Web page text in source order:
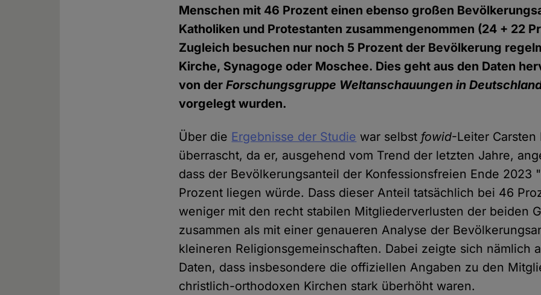
Menschen mit 46 Prozent einen ebenso großen
Katholiken und Protestanten zusammengenommen (24 + 22
Zugleich besuchen nur noch 5 Prozent der Bevölkerung
Kirche, Synagoge oder Moschee. Dies geht aus den Daten
von derForschungsgruppe Weltanschauungen in
vorgelegt wurden.
Über die Ergebnisse der Studie war selbst fowid-Leiter Carsten
überrascht, da er, ausgehend vom Trend der letzten Jahre,
dass der Bevölkerungsanteil der Konfessionsfreien Ende 2023
Prozent liegen würde. Dass dieser Anteil tatsächlich bei 46
weniger mit den recht stabilen Mitgliederverlusten der beiden
zusammen als mit einer genaueren Analyse der
kleineren Religionsgemeinschaften. Dabei zeigte sich nämlich
Daten, dass insbesondere die offiziellen Angaben zu den
christlich-orthodoxen Kirchen stark überhöht waren.